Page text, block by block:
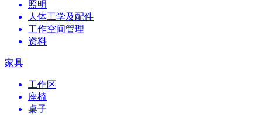
照明
人体工学及配件
工作空间管理
资料
家具
工作区
座椅
桌子